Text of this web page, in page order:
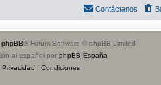
Contáctanos
phpBB® Forum Software © phpBB Limited
al español por phpBB España
Privacidad | Condiciones